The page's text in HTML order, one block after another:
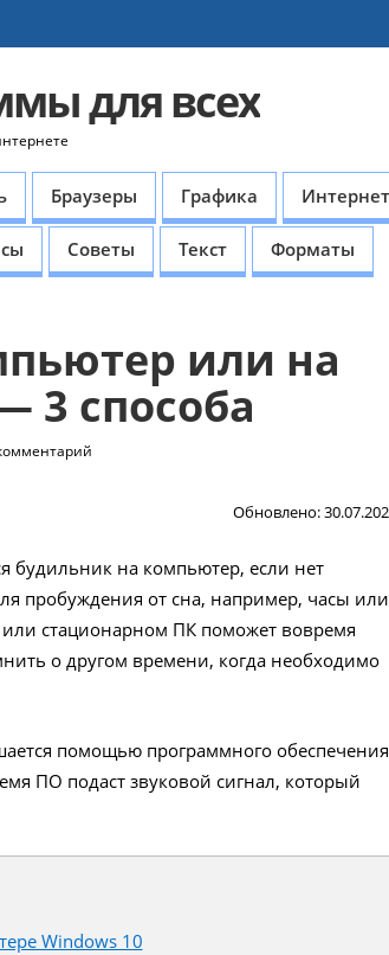
для всех
Браузеры Графика Интернет
Советы Текст Форматы
или на
3 способа
Обновлено:
будильник на компьютер, если нет
пробуждения от сна, например, часы или
стационарном ПК поможет вовремя
о другом времени, когда необходимо
помощью программного
ПО подаст звуковой сигнал, который
Windows 10